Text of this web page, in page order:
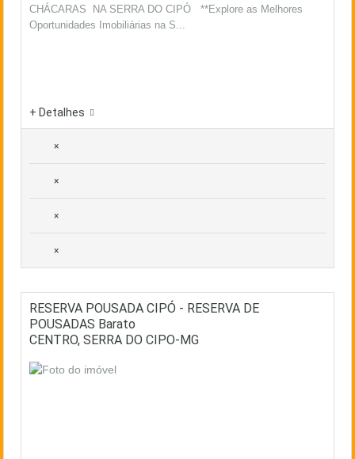
CHÁCARAS NA SERRA DO CIPÓ **Explore as Melhores
Oportunidades Imobiliárias na S...
+ Detalhes
×
×
×
×
RESERVA POUSADA CIPÓ - RESERVA DE
POUSADAS Barato
CENTRO, SERRA DO CIPO-MG